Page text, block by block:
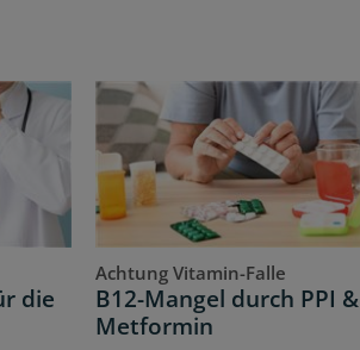
die
Achtung Vitamin-Falle
B12-Mangel durch PPI &
Metformin